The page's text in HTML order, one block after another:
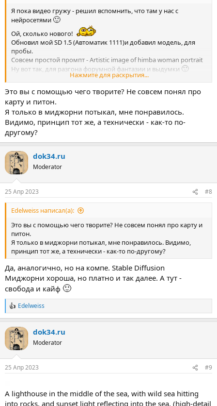
Я пока видео гружу - решил вспомнить, что там у нас с
нейросетями 🙂
Ой, сколько нового!
Обновил мой SD 1.5 (Автоматик 1111)и добавил модель, для
пробы.
Совсем простой промпт - Artistic image of himba woman portrait
Ну вот так, для разгона форумной фантазии и выдумки 🙂
Карта у меня, Ампер, шустрая, Питон работает стабильно, кто
Нажмите для раскрытия...
Это вы с помощью чего творите? Не совсем понял про
карту и питон.
Я только в миджорни потыкал, мне понравилось.
Видимо, принцип тот же, а технически - как-то по-
другому?
dok34.ru
Moderator
25 Апр 2023 #8
Edelweiss написал(а):
Это вы с помощью чего творите? Не совсем понял про карту и
питон.
Я только в миджорни потыкал, мне понравилось. Видимо,
принцип тот же, а технически - как-то по-другому?
Да, аналогично, но на компе. Stable Diffusion
Миджорни хороша, но платно и так далее. А тут -
свобода и кайф 🙂
Р
е
к
ц
и
Edelweiss
dok34.ru
Moderator
25 Апр 2023 #9
A lighthouse in the middle of the sea, with wild sea hitting
into rocks, and sunset light reflecting into the sea, (high-detail